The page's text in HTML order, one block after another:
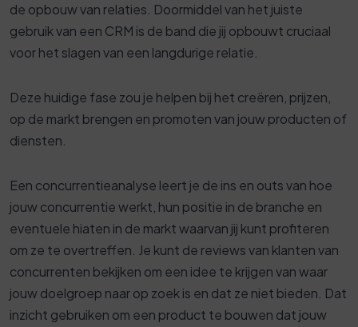
de opbouw van relaties. Doormiddel van het juiste
gebruik van een CRM is de band die jij opbouwt cruciaal
voor het slagen van een langdurige relatie.
Deze huidige fase zou je helpen bij het creëren, prijzen,
op de markt brengen en promoten van jouw producten of
diensten.
Een concurrentieanalyse leert je de ins en outs van hoe
jouw concurrentie werkt, hun positie in de branche en
eventuele hiaten in de markt waarvan jij kunt profiteren
om ze te overtreffen. Je kunt de reviews van klanten van
concurrenten bekijken om een ​​idee te krijgen van waar
jouw doelgroep naar op zoek is en dat ze niet bieden. Dat
inzicht gebruiken om een ​​product te bouwen dat jouw